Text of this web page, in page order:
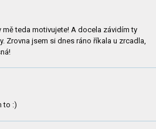
mě teda motivujete! A docela závidím ty
Zrovna jsem si dnes ráno říkala u zrcadla,
to :)